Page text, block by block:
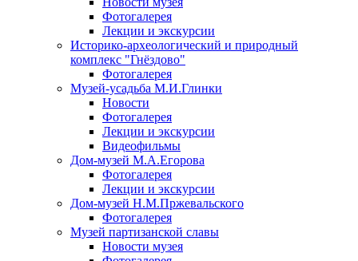
Фотогалерея
Лекции и экскурсии
Историко-археологический и природный
комплекс "Гнёздово"
Фотогалерея
Музей-усадьба М.И.Глинки
Новости
Фотогалерея
Лекции и экскурсии
Видеофильмы
Дом-музей М.А.Егорова
Фотогалерея
Лекции и экскурсии
Дом-музей Н.М.Пржевальского
Фотогалерея
Музей партизанской славы
Новости музея